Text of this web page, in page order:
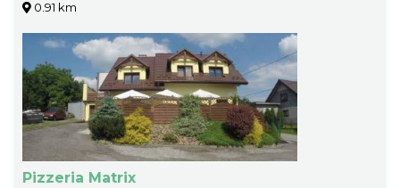
0.91 km
Pizzeria Matrix